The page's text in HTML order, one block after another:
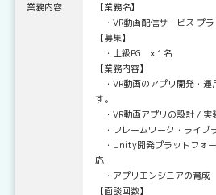
業務内容
【業務名】
・VR動画配信サービス プ
【募集】
・上級PG × 1名
【業務内容】
・VR動画のアプリ開発・運
す。
・VR動画アプリの設計 / 実
・フレームワーク・ライブ
・Unity開発プラットフォ
応
・アプリエンジニアの育成
【面談回数】